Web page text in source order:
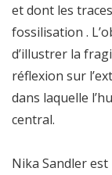
et dont les
fossilisation .
d’illustrer la
réflexion sur
dans laquelle
central.
Nika Sandler